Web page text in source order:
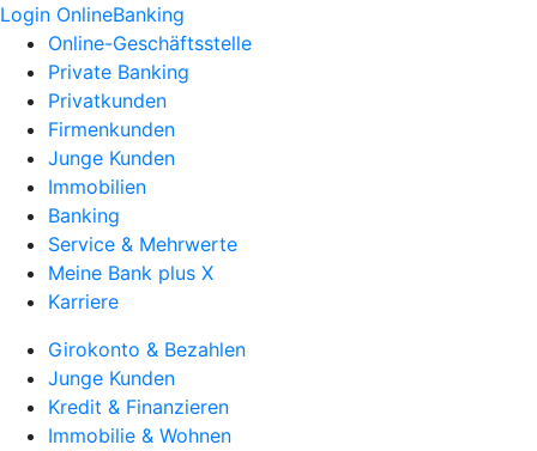
Login OnlineBanking
Online-Geschäftsstelle
Private Banking
Privatkunden
Firmenkunden
Junge Kunden
Immobilien
Banking
Service & Mehrwerte
Meine Bank plus X
Karriere
Girokonto & Bezahlen
Junge Kunden
Kredit & Finanzieren
Immobilie & Wohnen